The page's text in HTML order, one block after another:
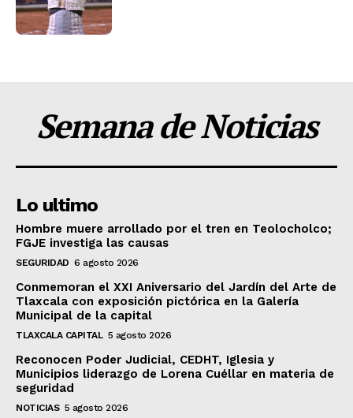
Semana de Noticias
Lo ultimo
Hombre muere arrollado por el tren en Teolocholco;
FGJE investiga las causas
SEGURIDAD 6 agosto 2026
Conmemoran el XXI Aniversario del Jardín del Arte de
Tlaxcala con exposición pictórica en la Galería
Municipal de la capital
TLAXCALA CAPITAL 5 agosto 2026
Reconocen Poder Judicial, CEDHT, Iglesia y
Municipios liderazgo de Lorena Cuéllar en materia de
seguridad
NOTICIAS 5 agosto 2026